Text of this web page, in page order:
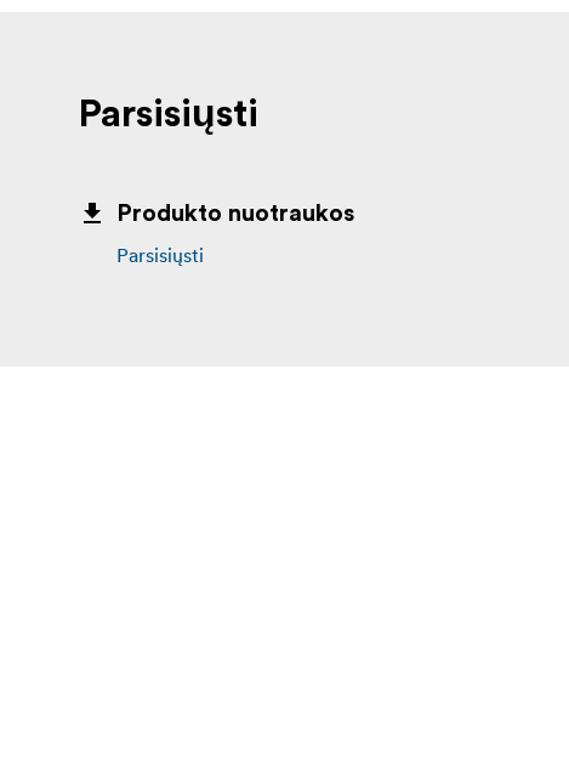
BH55 rutulio skersmuo: 55 mm
BH55 svoris: 840 g
360 laipsnių pasukimo pagrindas su 2,5
Parsisiųsti
Produkto nuotraukos
Parsisiųsti